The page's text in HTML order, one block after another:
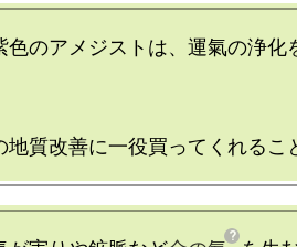
色のアメジストは、運氣の浄化